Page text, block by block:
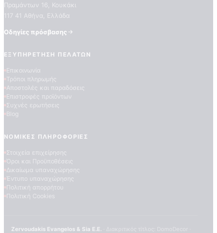
ΠΟΙΟΤΗΤΕΣ ΤΑΠΕΤΣΑΡΙΩΝ
ΕΠΕΞΗΓΗΣΗ ΣΥΜΒΟΛΩΝ
Πραμάντων 16, Κουκάκι
117 41 Αθήνα, Ελλάδα
Οδηγίες πρόσβασης
ΕΞΥΠΗΡΈΤΗΣΗ ΠΕΛΑΤΏΝ
Επικοινωνία
Τρόποι πληρωμής
Αποστολές και παραδόσεις
Επιστροφές προϊόντων
Συχνές ερωτήσεις
Blog
ΝΟΜΙΚΈΣ ΠΛΗΡΟΦΟΡΊΕΣ
Στοιχεία επιχείρησης
Όροι και Προϋποθέσεις
Δικαίωμα υπαναχώρησης
Έντυπο υπαναχώρησης
Πολιτική απορρήτου
Πολιτική Cookies
Zervoudakis Evangelos & Sia E.E.